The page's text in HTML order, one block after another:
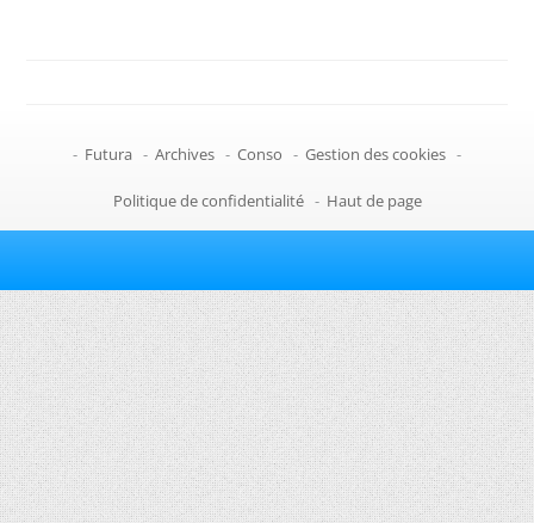
- Futura - Archives - Conso - Gestion des cookies -
Politique de confidentialité - Haut de page